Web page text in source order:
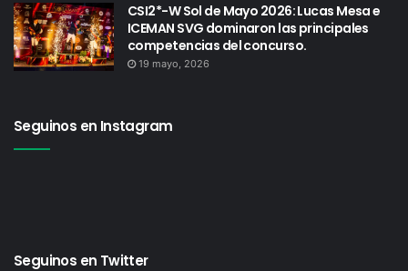
CSI2*-W Sol de Mayo 2026: Lucas Mesa e
ICEMAN SVG dominaron las principales
competencias del concurso.
19 mayo, 2026
Seguinos en Instagram
Seguinos en Twitter